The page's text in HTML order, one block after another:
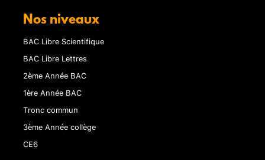
Nos niveaux
BAC Libre Scientifique
BAC Libre Lettres
2ème Année BAC
1ère Année BAC
Tronc commun
3ème Année collège
CE6